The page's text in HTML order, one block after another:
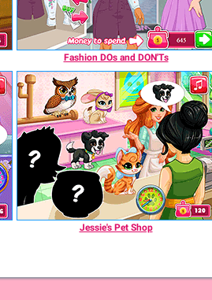
Fashion DOs and DON'Ts
Jessie's Pet Shop